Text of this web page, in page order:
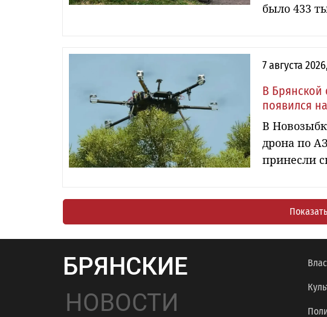
было 433
7 августа
В Брянской
появился
В
дрона по
принесли
БРЯНСКИЕ
НОВОСТИ